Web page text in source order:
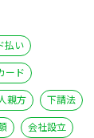
払い
ード
親方
下請法
会社設立